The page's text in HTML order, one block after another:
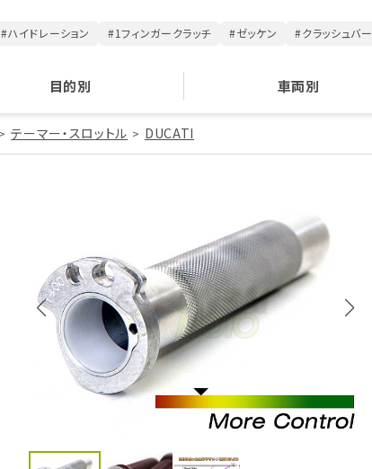
#ハイドレーション #1フィンガークラッチ #ゼッケン #クラッシュバー
目的別 車両別
テーマー・スロットル DUCATI